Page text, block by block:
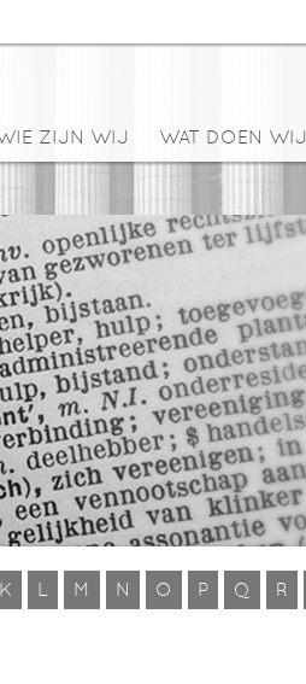
ZIJN WIJ WAT DOEN WIJ
K L M N O P Q R